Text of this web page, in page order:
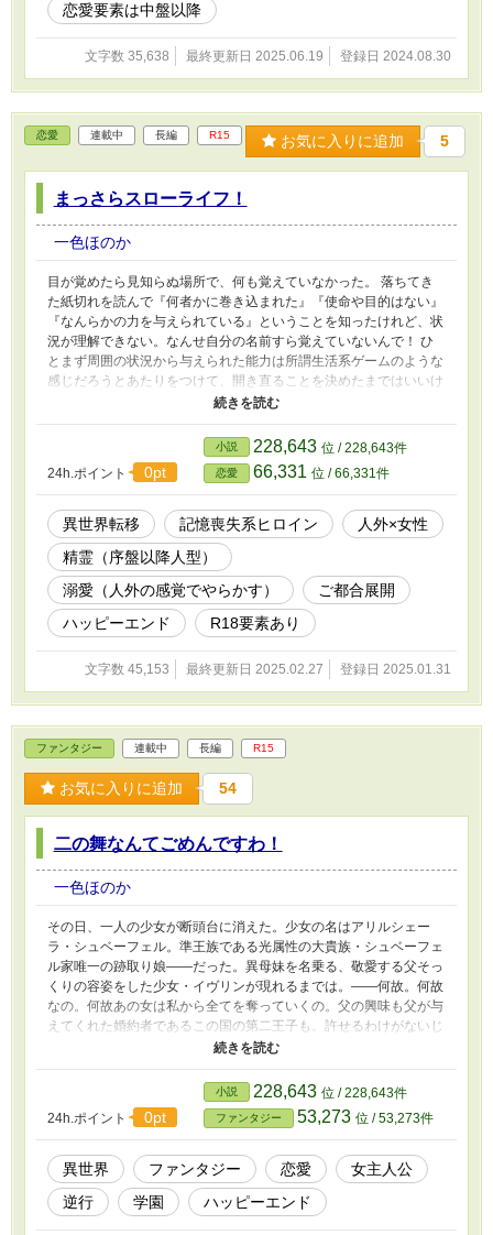
恋愛要素は中盤以降
文字数 35,638 最終更新日 2025.06.19 登録日 2024.08.30
恋愛 連載中 長編 R15 お気に入りに追加 5
まっさらスローライフ！
一色ほのか
目が覚めたら見知らぬ場所で、何も覚えていなかった。 落ちてき
た紙切れを読んで『何者かに巻き込まれた』『使命や目的はない』
『なんらかの力を与えられている』ということを知ったけれど、状
況が理解できない。なんせ自分の名前すら覚えていないんで！ ひ
とまず周囲の状況から与えられた能力は所謂生活系ゲームのような
感じだろうとあたりをつけて、開き直ることを決めたまではいいけ
れど、ただ生きるってどうしたらいいんだろう？ 成り行きで出遭
った蟻のモンスター？と共同生活をしながら、目的のないスローラ
イフを。 ● ちょっと注意 ★ Ｒ表現あり
24h.ポイント 0pt
小説 228,643 位 / 228,643件
恋愛 66,331 位 / 66,331件
異世界転移 記憶喪失系ヒロイン
人外×女性
精霊（序盤以降人型）
溺愛（人外の感覚でやらかす）
ご都合展開
ハッピーエンド
R18要素あり
文字数 45,153 最終更新日 2025.02.27 登録日 2025.01.31
ファンタジー 連載中 長編 R15
お気に入りに追加 54
二の舞なんてごめんですわ！
一色ほのか
その日、一人の少女が断頭台に消えた。少女の名はアリルシェー
ラ・シュベーフェル。準王族である光属性の大貴族・シュベーフェ
ル家唯一の跡取り娘――だった。異母妹を名乗る、敬愛する父そっ
くりの容姿をした少女・イヴリンが現れるまでは。――何故。何故
なの。何故あの女は私から全てを奪っていくの。父の興味も父が与
えてくれた婚約者であるこの国の第二王子も。許せるわけがないじ
ゃない！――そうしてイヴリンを排除しようと動いた結果が、イヴ
の女さえいなければ。アリルシェーラはイヴリンを憎みながら暗闇
へと落ちていく。しかしその最中に不思議な再会をし、目覚めると
何故か６歳の頃まで時間が巻き戻っていた！――自らの矛盾と変わ
っていく流れ。やがて彼女は自分に課せられた役目を知ることとな
る。
24h.ポイント 0pt
小説 228,643 位 / 228,643件
ファンタジー 53,273 位 / 53,273件
異世界 ファンタジー 恋愛
女主人公
逆行
学園 ハッピーエンド